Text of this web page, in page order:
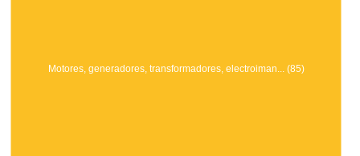
Motores, generadores, transformadores, electroiman... (85)